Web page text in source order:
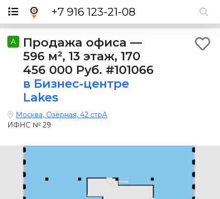
+7 916 123-21-08
A Продажа офиса —
596 м², 13 этаж, 170
456 000 Руб. #101066
в Бизнес-центре
Lakes
Москва, Озёрная, 42 стрА
ИФНС № 29